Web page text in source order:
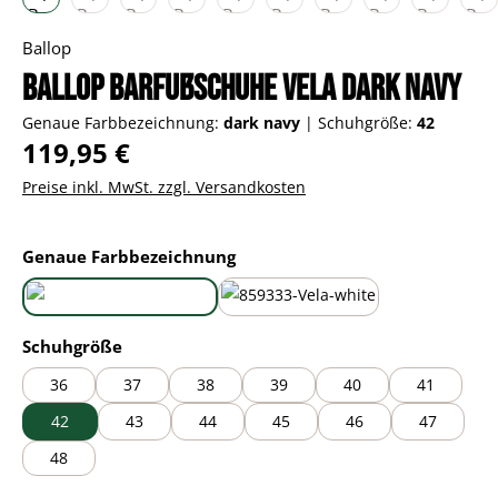
Ballop
Ballop Barfußschuhe Vela dark navy
Genaue Farbbezeichnung: dark navy | Schuhgröße: 42
Regulärer Preis:
119,95 €
Preise inkl. MwSt. zzgl. Versandkosten
Genaue Farbbezeichnungauswählen
dark navy
Schuhgrößeauswählen
36 37 38 39 40
41
42
43 44 45 46
47
48